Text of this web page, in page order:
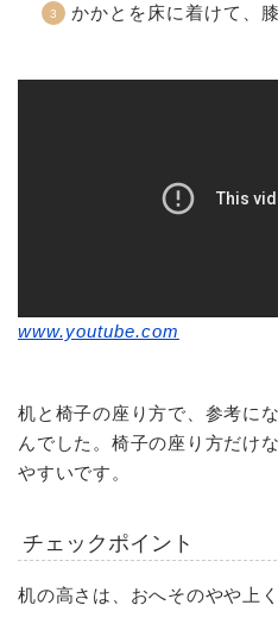
かかとを床に着けて、
www.youtube.com
机と椅子の座り方で、参考に
んでした。椅子の座り方だけ
やすいです。
チェックポイント
机の高さは、おへそのやや上